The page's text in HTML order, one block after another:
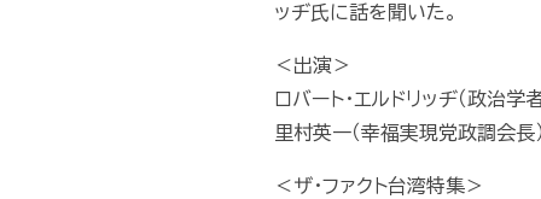
ッヂ氏に話を聞いた。
＜出演＞
ロバート・エルドリッヂ（政治学
里村英一（幸福実現党政調会長
＜ザ・ファクト台湾特集＞